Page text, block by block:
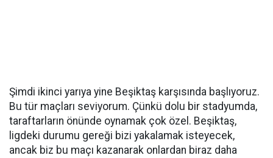
Şimdi ikinci yarıya yine Beşiktaş karşısında başlıyoruz.
Bu tür maçları seviyorum. Çünkü dolu bir stadyumda,
taraftarların önünde oynamak çok özel. Beşiktaş,
ligdeki durumu gereği bizi yakalamak isteyecek,
ancak biz bu maçı kazanarak onlardan biraz daha